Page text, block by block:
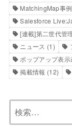
MatchingMap事例
Salesforce
[連載]第二世代管
ニュース (1)
ポップアップ表示
掲載情報 (12)